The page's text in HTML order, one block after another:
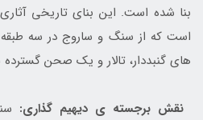
بنا شده است. این بنای تاریخی
است که از سنگ و ساروج در سه طبقه
های گنبددار، تالار و یک صحن
نقش برجسته ی دیهیم گذاری: